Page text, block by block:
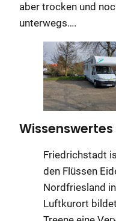
aber trocken und
unterwegs….
Friedrichstadt
den Flüssen
Nordfriesland
Luftkurort